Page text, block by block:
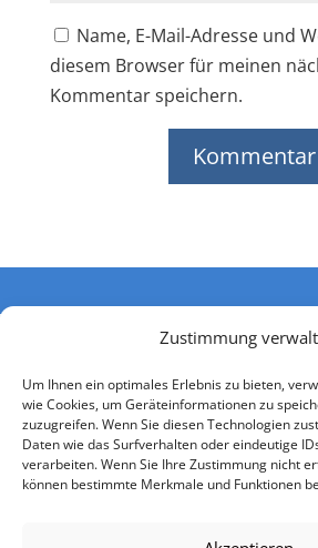
Zustimmung
Um Ihnen ein optimales Erlebnis zu bieten,
wie Cookies, um Geräteinformationen zu
zuzugreifen. Wenn Sie diesen Technologien
Daten wie das Surfverhalten oder eindeutige
verarbeiten. Wenn Sie Ihre Zustimmung nicht
können bestimmte Merkmale und Funktionen
Name, E-Mail-Adresse und
diesem Browser für meinen
Kommentar speichern.
Impressum